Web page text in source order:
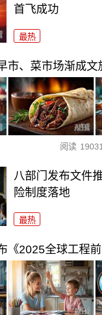
首飞成功
最热
市、菜市场渐成文
阅读
八部门发布文件
险制度落地
最热
《2025全球工程前